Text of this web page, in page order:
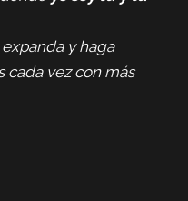
y haga
cada vez con más